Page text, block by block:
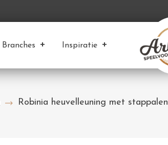
Branches Inspiratie
Robinia heuvelleuning met stappalen